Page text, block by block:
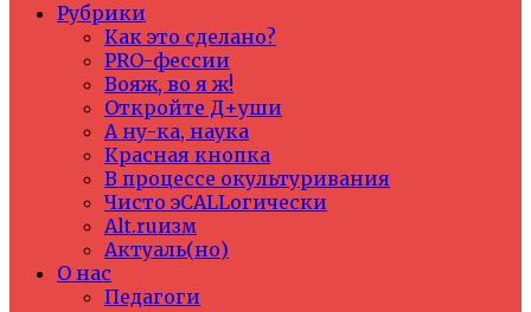
Рубрики
Как это сделано?
PRO-фессии
Вояж, во я ж!
Откройте Д+уши
А ну-ка, наука
Красная кнопка
В процессе окультуривания
Чисто эCALLогически
Alt.ruизм
Актуаль(но)
О нас
Педагоги